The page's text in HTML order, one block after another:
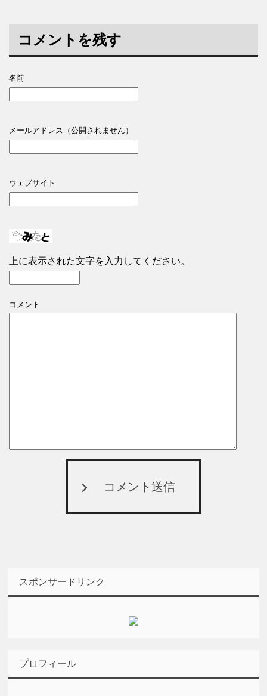
コメントを残す
名前
メールアドレス（公開されません）
ウェブサイト
上に表示された文字を入力してください。
コメント
コメント送信
スポンサードリンク
プロフィール